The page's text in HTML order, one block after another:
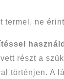
termel, ne
részt a
történjen. A